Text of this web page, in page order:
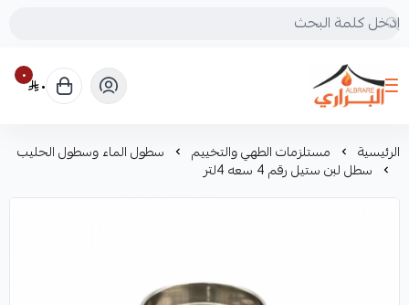
البراري للرحلات
٠ ٠
الرئيسية مستلزمات الطهي والتخييم سطول الماء وسطول الحليب
سطل لبن ستيل رقم 4 سعه 4لتر